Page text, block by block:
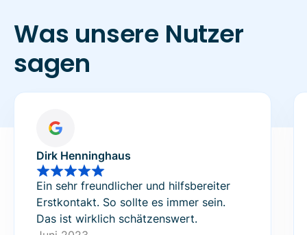
Was unsere Nutzer
sagen
Dirk Henninghaus
Ein sehr freundlicher und hilfsbereiter
Erstkontakt. So sollte es immer sein.
Das ist wirklich schätzenswert.